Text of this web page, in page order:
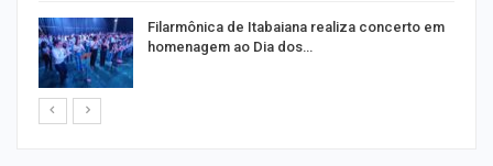
Filarmônica de Itabaiana realiza concerto em
homenagem ao Dia dos…